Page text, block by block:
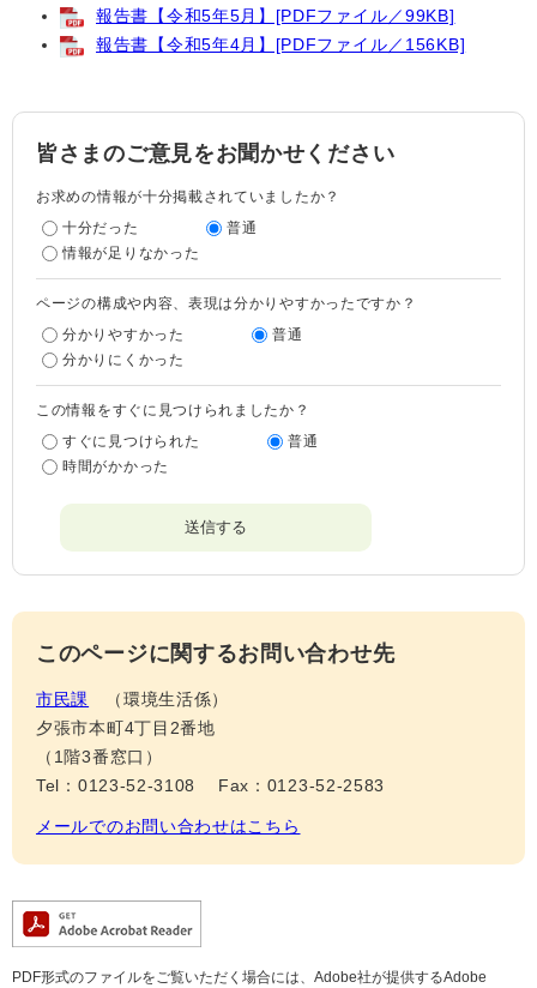
報告書【令和5年5月】[PDFファイル／99KB]
報告書【令和5年4月】[PDFファイル／156KB]
皆さまのご意見をお聞かせください
お求めの情報が十分掲載されていましたか？
十分だった
普通
情報が足りなかった
ページの構成や内容、表現は分かりやすかったですか？
分かりやすかった
普通
分かりにくかった
この情報をすぐに見つけられましたか？
すぐに見つけられた
普通
時間がかかった
このページに関するお問い合わせ先
市民課
環境生活係
夕張市本町4丁目2番地
（1階3番窓口）
Tel：0123-52-3108
Fax：0123-52-2583
メールでのお問い合わせはこちら
PDF形式のファイルをご覧いただく場合には、Adobe社が提供するAdobe